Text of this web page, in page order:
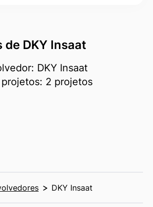
de DKY Insaat
DKY Insaat
2 projetos
DKY Insaat